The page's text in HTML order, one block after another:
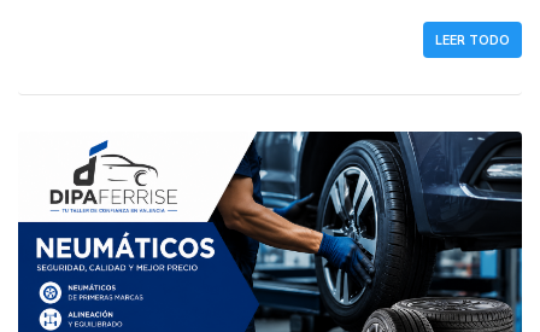
LEER TODO